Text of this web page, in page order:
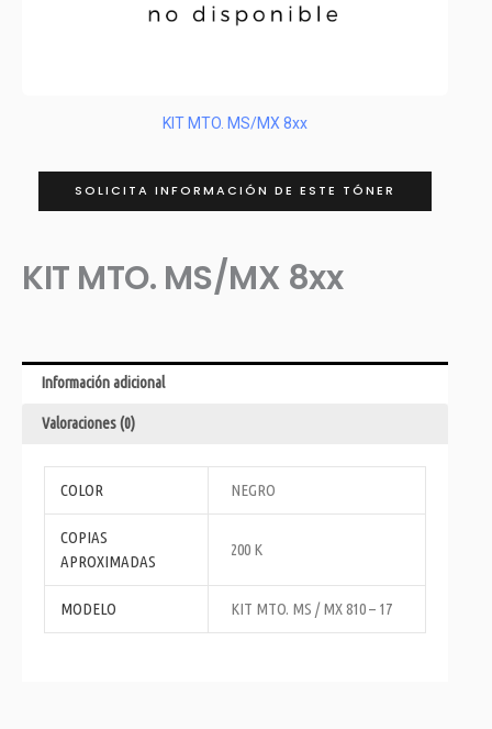
KIT MTO. MS/MX 8xx
SOLICITA INFORMACIÓN DE ESTE TÓNER
KIT MTO. MS/MX 8xx
Información adicional
Valoraciones (0)
COLOR NEGRO
COPIAS
APROXIMADAS
200 K
MODELO KIT MTO. MS / MX 810 – 17